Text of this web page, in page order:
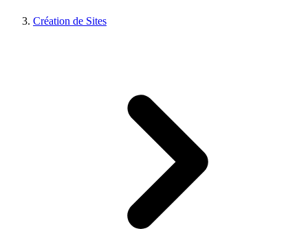
Création de Sites